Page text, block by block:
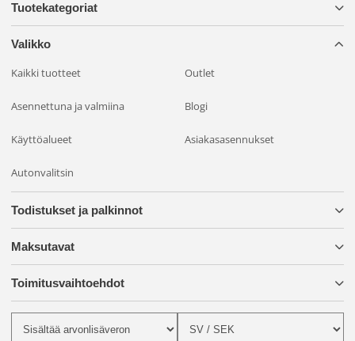
Tuotekategoriat
Valikko
Kaikki tuotteet Outlet
Asennettuna ja valmiina Blogi
Käyttöalueet Asiakasasennukset
Autonvalitsin
Todistukset ja palkinnot
Maksutavat
Toimitusvaihtoehdot